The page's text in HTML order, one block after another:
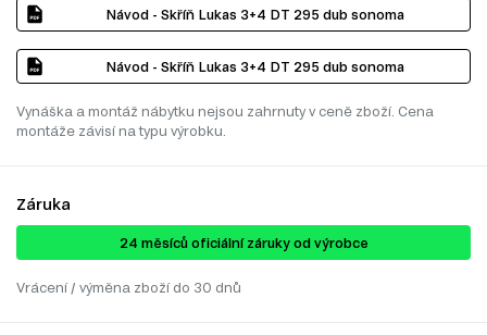
Návod - Skříň Lukas 3+4 DT 295 dub sonoma
Návod - Skříň Lukas 3+4 DT 295 dub sonoma
Vynáška a montáž nábytku nejsou zahrnuty v ceně zboží. Cena
montáže závisí na typu výrobku.
Záruka
24 ​​​​měsíců oficiální záruky od výrobce
Vrácení / výměna zboží do 30 dnů